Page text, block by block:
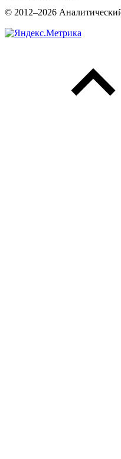
© 2012–2026